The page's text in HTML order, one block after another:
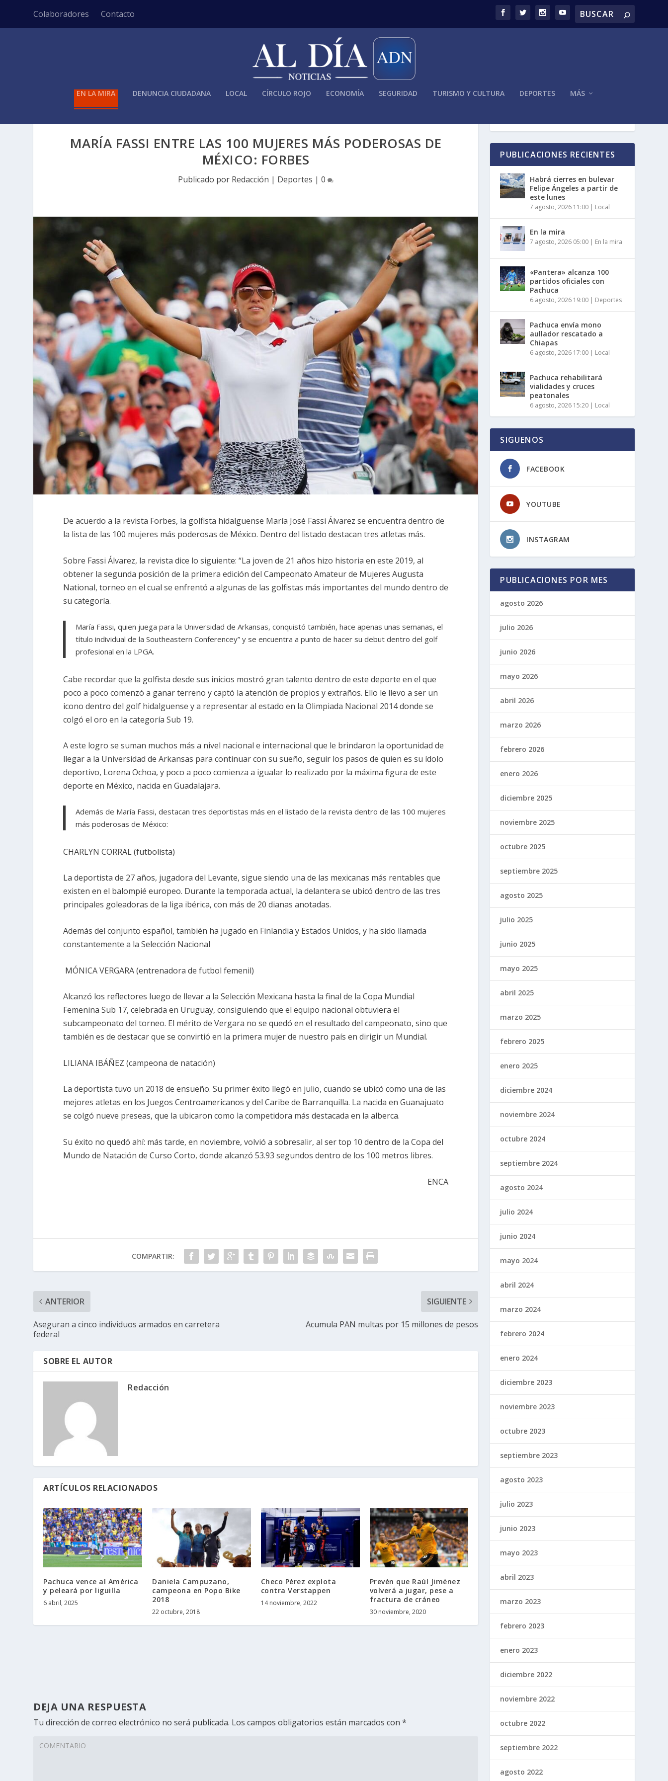
Colaboradores Contacto
EN LA MIRA DENUNCIA CIUDADANA LOCAL CÍRCULO ROJO ECONOMÍA SEGURIDAD TURISMO Y CULTURA DEPORTES MÁS
MARÍA FASSI ENTRE LAS 100 MUJERES MÁS PODEROSAS DE
MÉXICO: FORBES
Publicado por Redacción | Deportes |0
De acuerdo a la revista Forbes, la golfista hidalguense María José Fassi Álvarez se encuentra dentro de
la lista de las 100 mujeres más poderosas de México. Dentro del listado destacan tres atletas más.
Sobre Fassi Álvarez, la revista dice lo siguiente: “La joven de 21 años hizo historia en este 2019, al
obtener la segunda posición de la primera edición del Campeonato Amateur de Mujeres Augusta
National, torneo en el cual se enfrentó a algunas de las golfistas más importantes del mundo dentro de
su categoría.
María Fassi, quien juega para la Universidad de Arkansas, conquistó también, hace apenas unas semanas, el
título individual de la Southeastern Conferencey” y se encuentra a punto de hacer su debut dentro del golf
profesional en la LPGA.
Cabe recordar que la golfista desde sus inicios mostró gran talento dentro de este deporte en el que
poco a poco comenzó a ganar terreno y captó la atención de propios y extraños. Ello le llevo a ser un
icono dentro del golf hidalguense y a representar al estado en la Olimpiada Nacional 2014 donde se
colgó el oro en la categoría Sub 19.
A este logro se suman muchos más a nivel nacional e internacional que le brindaron la oportunidad de
llegar a la Universidad de Arkansas para continuar con su sueño, seguir los pasos de quien es su ídolo
deportivo, Lorena Ochoa, y poco a poco comienza a igualar lo realizado por la máxima figura de este
deporte en México, nacida en Guadalajara.
Además de María Fassi, destacan tres deportistas más en el listado de la revista dentro de las 100 mujeres
más poderosas de México:
CHARLYN CORRAL (futbolista)
La deportista de 27 años, jugadora del Levante, sigue siendo una de las mexicanas más rentables que
existen en el balompié europeo. Durante la temporada actual, la delantera se ubicó dentro de las tres
principales goleadoras de la liga ibérica, con más de 20 dianas anotadas.
Además del conjunto español, también ha jugado en Finlandia y Estados Unidos, y ha sido llamada
constantemente a la Selección Nacional
MÓNICA VERGARA (entrenadora de futbol femenil)
Alcanzó los reflectores luego de llevar a la Selección Mexicana hasta la final de la Copa Mundial
Femenina Sub 17, celebrada en Uruguay, consiguiendo que el equipo nacional obtuviera el
subcampeonato del torneo. El mérito de Vergara no se quedó en el resultado del campeonato, sino que
también es de destacar que se convirtió en la primera mujer de nuestro país en dirigir un Mundial.
LILIANA IBÁÑEZ (campeona de natación)
La deportista tuvo un 2018 de ensueño. Su primer éxito llegó en julio, cuando se ubicó como una de las
mejores atletas en los Juegos Centroamericanos y del Caribe de Barranquilla. La nacida en Guanajuato
se colgó nueve preseas, que la ubicaron como la competidora más destacada en la alberca.
Su éxito no quedó ahí: más tarde, en noviembre, volvió a sobresalir, al ser top 10 dentro de la Copa del
Mundo de Natación de Curso Corto, donde alcanzó 53.93 segundos dentro de los 100 metros libres.
ENCA
COMPARTIR:
ANTERIOR
Aseguran a cinco individuos armados en carretera
federal
SIGUIENTE
Acumula PAN multas por 15 millones de pesos
SOBRE EL AUTOR
Redacción
ARTÍCULOS RELACIONADOS
Pachuca vence al América
y peleará por liguilla
6 abril, 2025
Daniela Campuzano,
campeona en Popo Bike
2018
22 octubre, 2018
Checo Pérez explota
contra Verstappen
14 noviembre, 2022
Prevén que Raúl Jiménez
volverá a jugar, pese a
fractura de cráneo
30 noviembre, 2020
DEJA UNA RESPUESTA
Tu dirección de correo electrónico no será publicada. Los campos obligatorios están marcados con*
PUBLICACIONES RECIENTES
Habrá cierres en bulevar
Felipe Ángeles a partir de
este lunes
7 agosto, 2026 11:00 | Local
En la mira
7 agosto, 2026 05:00 | En la mira
«Pantera» alcanza 100
partidos oficiales con
Pachuca
6 agosto, 2026 19:00 | Deportes
Pachuca envía mono
aullador rescatado a
Chiapas
6 agosto, 2026 17:00 | Local
Pachuca rehabilitará
vialidades y cruces
peatonales
6 agosto, 2026 15:20 | Local
SIGUENOS
FACEBOOK
YOUTUBE
INSTAGRAM
PUBLICACIONES POR MES
agosto 2026
julio 2026
junio 2026
mayo 2026
abril 2026
marzo 2026
febrero 2026
enero 2026
diciembre 2025
noviembre 2025
octubre 2025
septiembre 2025
agosto 2025
julio 2025
junio 2025
mayo 2025
abril 2025
marzo 2025
febrero 2025
enero 2025
diciembre 2024
noviembre 2024
octubre 2024
septiembre 2024
agosto 2024
julio 2024
junio 2024
mayo 2024
abril 2024
marzo 2024
febrero 2024
enero 2024
diciembre 2023
noviembre 2023
octubre 2023
septiembre 2023
agosto 2023
julio 2023
junio 2023
mayo 2023
abril 2023
marzo 2023
febrero 2023
enero 2023
diciembre 2022
noviembre 2022
octubre 2022
septiembre 2022
agosto 2022